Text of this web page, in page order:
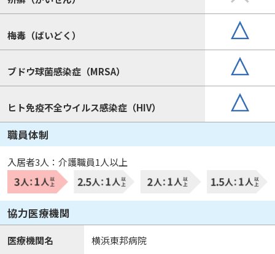
梅毒（ばいどく）
ブドウ球菌感染症（MRSA）
ヒト免疫不全ウイルス感染症（HIV）
職員体制
入居者3人：介護職員1人以上
協力医療機関
医療機関名 横浜東邦病院